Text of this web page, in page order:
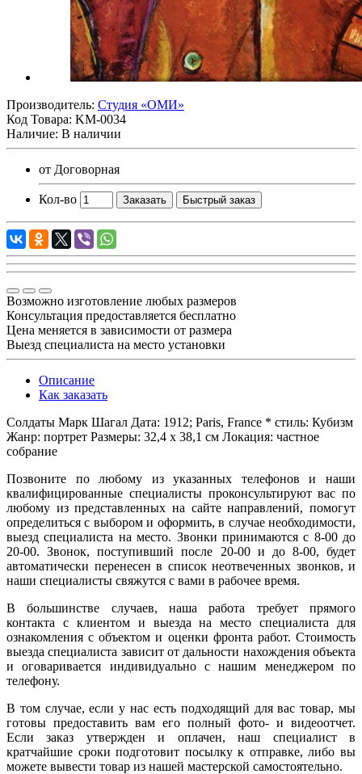
Производитель: Студия «ОМИ»
Код Товара: KM-0034
Наличие: В наличии
от Договорная
Кол-во Заказать Быстрый заказ
Возможно изготовление любых размеров
Консультация предоставляется бесплатно
Цена меняется в зависимости от размера
Выезд специалиста на место установки
Описание
Как заказать
Солдаты Марк Шагал Дата: 1912; Paris, France * стиль: Кубизм
Жанр: портрет Размеры: 32,4 x 38,1 см Локация: частное
собрание
Позвоните по любому из указанных телефонов и наши
квалифицированные специалисты проконсультируют вас по
любому из представленных на сайте направлений, помогут
определиться с выбором и оформить, в случае необходимости,
выезд специалиста на место. Звонки принимаются с 8-00 до
20-00. Звонок, поступивший после 20-00 и до 8-00, будет
автоматически перенесен в список неотвеченных звонков, и
наши специалисты свяжутся с вами в рабочее время.
В большинстве случаев, наша работа требует прямого
контакта с клиентом и выезда на место специалиста для
ознакомления с объектом и оценки фронта работ. Стоимость
выезда специалиста зависит от дальности нахождения объекта
и оговаривается индивидуально с нашим менеджером по
телефону.
В том случае, если у нас есть подходящий для вас товар, мы
готовы предоставить вам его полный фото- и видеоотчет.
Если заказ утвержден и оплачен, наш специалист в
кратчайшие сроки подготовит посылку к отправке, либо вы
можете вывести товар из нашей мастерской самостоятельно.